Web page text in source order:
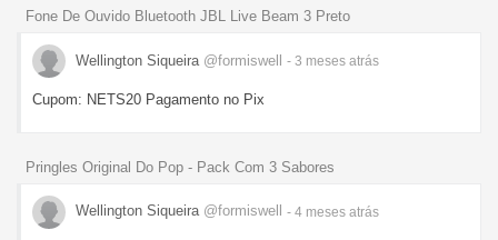
Fone De Ouvido Bluetooth JBL Live Beam 3 Preto
Wellington Siqueira @formiswell - 3 meses atrás
Cupom: NETS20 Pagamento no Pix
Pringles Original Do Pop - Pack Com 3 Sabores
Wellington Siqueira @formiswell - 4 meses atrás